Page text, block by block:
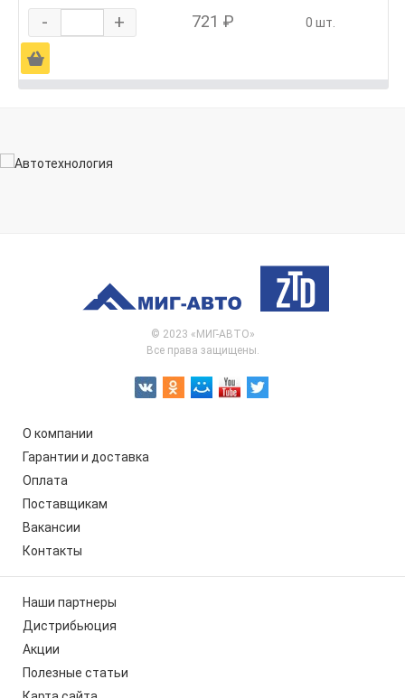
- + 721 ₽ 0 шт.
Ä
© 2023 «МИГ-АВТО»
Все права защищены.
О компании
Гарантии и доставка
Оплата
Поставщикам
Вакансии
Контакты
Наши партнеры
Дистрибьюция
Акции
Полезные статьи